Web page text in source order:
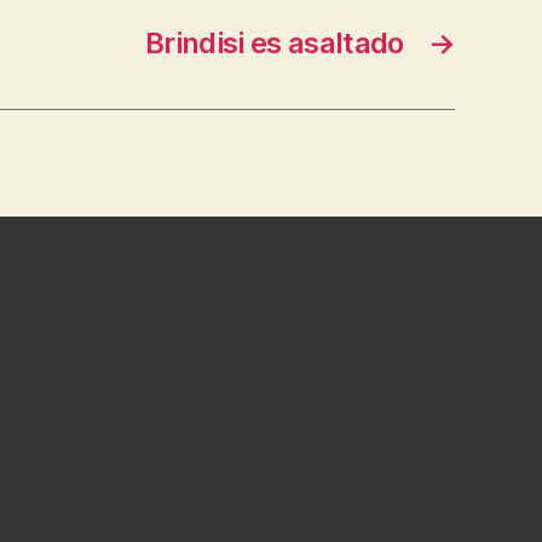
→
Brindisi es asaltado